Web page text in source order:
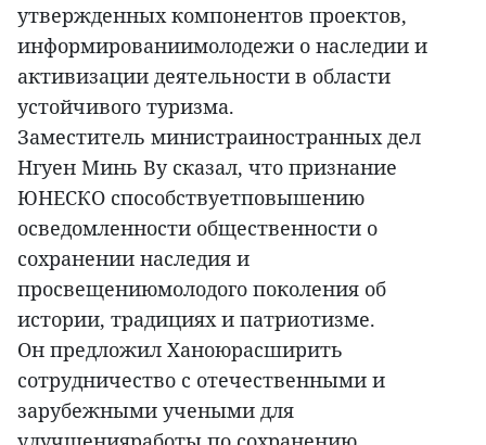
утвержденных компонентов проектов,
информированиимолодежи о наследии и
активизации деятельности в области
устойчивого туризма.
Заместитель министраиностранных дел
Нгуен Минь Ву сказал, что признание
ЮНЕСКО способствуетповышению
осведомленности общественности о
сохранении наследия и
просвещениюмолодого поколения об
истории, традициях и патриотизме.
Он предложил Ханоюрасширить
сотрудничество с отечественными и
зарубежными учеными для